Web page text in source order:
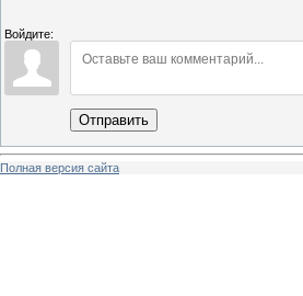
Войдите:
Отправить
Полная версия сайта